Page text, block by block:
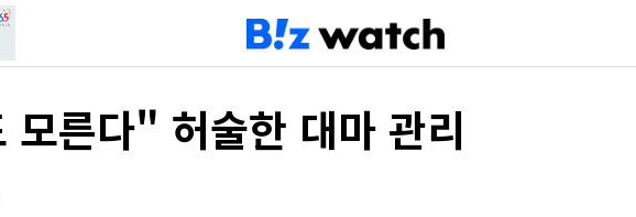
모른다" 허술한 대마 관리